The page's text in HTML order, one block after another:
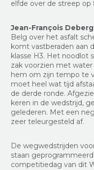
elfde over de streep op
Jean-François Deberg
Belg over het asfalt
komt vastberaden aan
klasse H3. Het noodlot
zak voorzien met
hem om zijn tempo te
moet heel wat tijd
de derde ronde.
keren in de wedstrijd,
gelederen. Met een
zeer teleurgesteld af.
De wegwedstrijden
staan
competitiedag van dit